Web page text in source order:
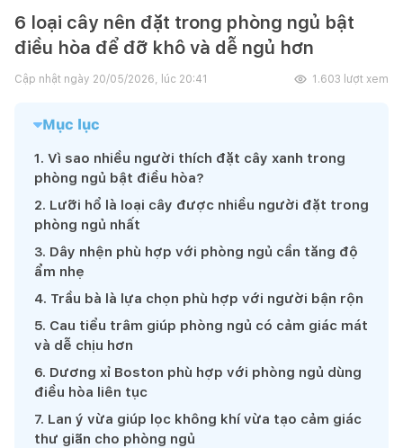
6 loại cây nên đặt trong phòng ngủ bật
điều hòa để đỡ khô và dễ ngủ hơn
Cập nhật ngày 20/05/2026, lúc 20:41 1.603 lượt xem
Mục lục
1. Vì sao nhiều người thích đặt cây xanh trong
phòng ngủ bật điều hòa?
2. Lưỡi hổ là loại cây được nhiều người đặt trong
phòng ngủ nhất
3. Dây nhện phù hợp với phòng ngủ cần tăng độ
ẩm nhẹ
4. Trầu bà là lựa chọn phù hợp với người bận rộn
5. Cau tiểu trâm giúp phòng ngủ có cảm giác mát
và dễ chịu hơn
6. Dương xỉ Boston phù hợp với phòng ngủ dùng
điều hòa liên tục
7. Lan ý vừa giúp lọc không khí vừa tạo cảm giác
thư giãn cho phòng ngủ